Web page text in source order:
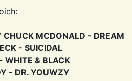
CHUCK MCDONALD - DREAM
- SUICIDAL
WHITE & BLACK
- DR. YOUWZY